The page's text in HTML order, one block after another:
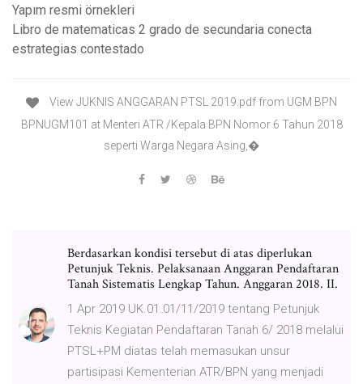
Yapım resmi örnekleri
Libro de matematicas 2 grado de secundaria conecta
estrategias contestado
View JUKNIS ANGGARAN PTSL 2019.pdf from UGM BPN
BPNUGM101 at Menteri ATR /Kepala BPN Nomor 6 Tahun 2018
seperti Warga Negara Asing,�
Berdasarkan kondisi tersebut di atas diperlukan
Petunjuk Teknis. Pelaksanaan Anggaran Pendaftaran
Tanah Sistematis Lengkap Tahun. Anggaran 2018. II.
1 Apr 2019 UK.01.01/11/2019 tentang Petunjuk
Teknis Kegiatan Pendaftaran Tanah 6/ 2018 melalui
PTSL+PM diatas telah memasukan unsur
partisipasi Kementerian ATR/BPN yang menjadi